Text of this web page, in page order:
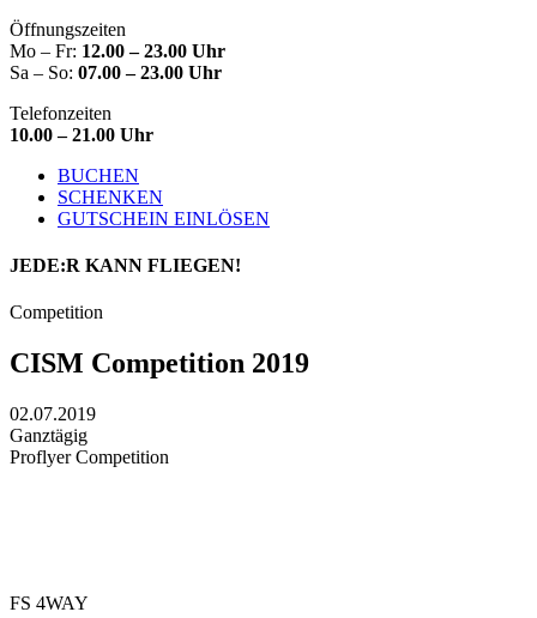
Öffnungszeiten
Mo – Fr: 12.00 – 23.00 Uhr
Sa – So: 07.00 – 23.00 Uhr
Telefonzeiten
10.00 – 21.00 Uhr
BUCHEN
SCHENKEN
GUTSCHEIN EINLÖSEN
JEDE:R KANN FLIEGEN!
Competition
CISM Competition 2019
02.07.2019
Ganztägig
Proflyer Competition
FS 4WAY